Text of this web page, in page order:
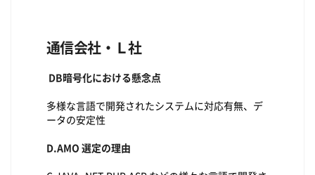
通信会社・Ｌ社
DB暗号化における懸念点
多様な言語で開発されたシステムに対応有無、デ
ータの安定性
D.AMO 選定の理由